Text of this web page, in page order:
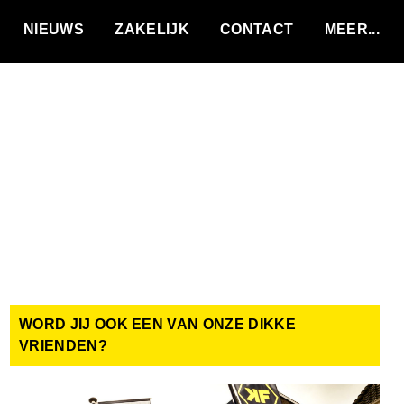
NIEUWS ZAKELIJK CONTACT
WORD JIJ OOK EEN VAN ONZE DIKKE
VRIENDEN?